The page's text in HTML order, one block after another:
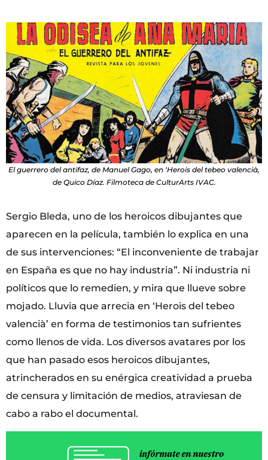
El guerrero del antifaz, de Manuel Gago, en ‘Herois del tebeo valencià,
de Quico Díaz. Filmoteca de CulturArts IVAC.
Sergio Bleda, uno de los heroicos dibujantes que
aparecen en la película, también lo explica en una
de sus intervenciones: “El inconveniente de trabajar
en España es que no hay industria”. Ni industria ni
políticos que lo remedien, y mira que llueve sobre
mojado. Lluvia que arrecia en ‘Herois del tebeo
valencià’ en forma de testimonios tan sufrientes
como llenos de vida. Los diversos avatares por los
que han pasado esos heroicos dibujantes,
atrincherados en su enérgica creatividad a prueba
de censura y limitación de medios, atraviesan de
cabo a rabo el documental.